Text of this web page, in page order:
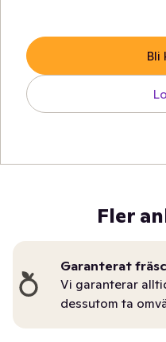
Bli
Fler
Garanterat
Vi garanterar
dessutom ta